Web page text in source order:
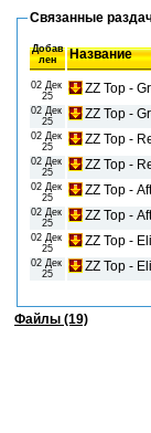
Связанные
Добав
лен
Название
02 Дек
25
ZZ Top -
02 Дек
25
ZZ Top -
02 Дек
25
ZZ Top -
02 Дек
25
ZZ Top -
02 Дек
25
ZZ Top -
02 Дек
25
ZZ Top -
02 Дек
25
ZZ Top -
02 Дек
25
ZZ Top -
Файлы (19)